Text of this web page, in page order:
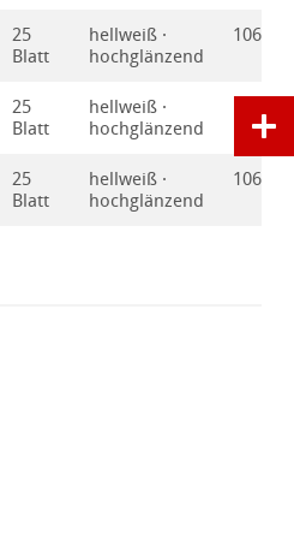
25
Blatt
hellweiß ·
hochglänzend
25
Blatt
hellweiß ·
hochglänzend
25
Blatt
hellweiß ·
hochglänzend